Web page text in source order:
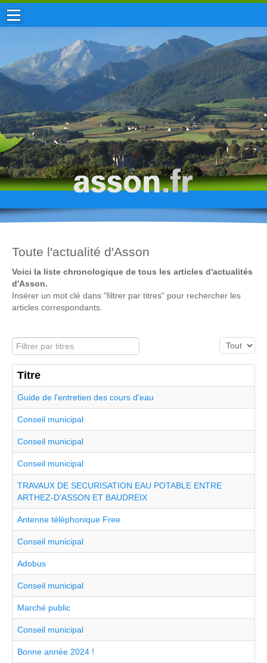
ACCUEIL / INFOS
MUNICIPALITÉ
VIE LOCALE
ENFANCE
TOURISME
HISTOIRE
Toute l'actualité d'Asson
Voici la liste chronologique de tous les articles d'actualités
d'Asson.
Insérer un mot clé dans "filtrer par titres" pour rechercher les
articles correspondants.
Filtrer par titres Affichage #
Titre
Guide de l'entretien des cours d'eau
Conseil municipal
Conseil municipal
Conseil municipal
TRAVAUX DE SECURISATION EAU POTABLE ENTRE
ARTHEZ-D’ASSON ET BAUDREIX
Antenne téléphonique Free
Conseil municipal
Adobus
Conseil municipal
Marché public
Conseil municipal
Bonne année 2024 !